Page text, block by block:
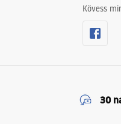
Kövess
30